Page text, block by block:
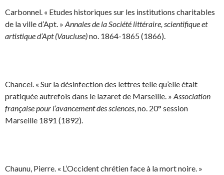
Carbonnel. « Etudes historiques sur les institutions charitables
de la ville d’Apt. » Annales de la Société littéraire, scientifique et
artistique d’Apt (Vaucluse)no. 1864-1865 (1866).
Chancel. « Sur la désinfection des lettres telle qu’elle était
pratiquée autrefois dans le lazaret de Marseille. » Association
française pour l’avancement des sciences, no. 20° session
Marseille 1891 (1892).
Chaunu, Pierre. « L’Occident chrétien face à la mort noire. »